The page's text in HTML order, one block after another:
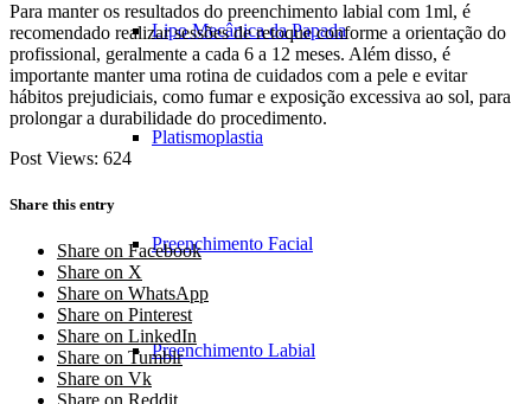
Lipo Mecânica da Papada
Platismoplastia
Preenchimento Facial
Preenchimento Labial
Para manter os resultados do preenchimento labial com 1ml, é
recomendado realizar sessões de retoque conforme a orientação do
profissional, geralmente a cada 6 a 12 meses. Além disso, é
importante manter uma rotina de cuidados com a pele e evitar
hábitos prejudiciais, como fumar e exposição excessiva ao sol, para
prolongar a durabilidade do procedimento.
Post Views: 624
Share this entry
Share on Facebook
Share on X
Share on WhatsApp
Share on Pinterest
Share on LinkedIn
Share on Tumblr
Share on Vk